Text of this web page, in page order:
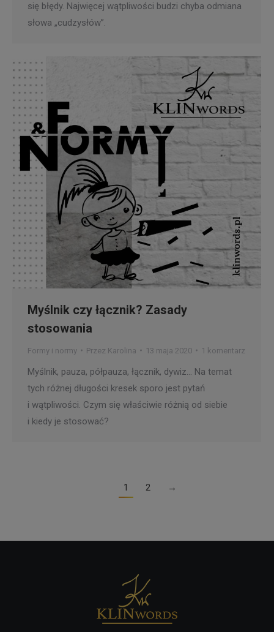
się błędy. Najwięcej wątpliwości budzi chyba odmiana
słowa „cudzysłów”.
Myślnik czy łącznik? Zasady
stosowania
Formy i normy Przez Karolina 13 maja 2020 1 komentarz
Myślnik, pauza, półpauza, łącznik, dywiz… Na temat
tych różnej długości kresek sporo jest pytań
i wątpliwości. Czym się właściwie różnią od siebie
i kiedy je stosować?
1 2 →